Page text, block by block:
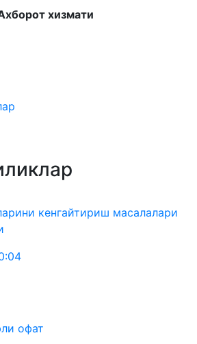
хизмати
кенгайтириш масалалари
офат